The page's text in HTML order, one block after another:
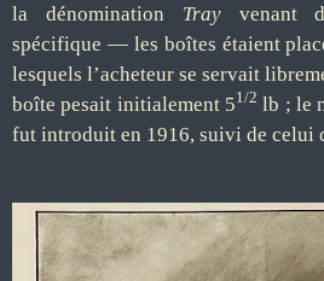
la dénomination Trayvenant
spécifique — les boîtes étaient
lesquels l’acheteur se servait
boîte pesait initialement 51/2 lb ; le
fut introduit en 1916, suivi de celui